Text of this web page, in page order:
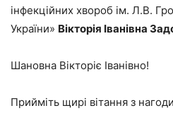
інфекційних хвороб ім. Л.В.
України» Вікторія Іванівна
Шановна Вікторіє Іванівно!
Прийміть щирі вітання з